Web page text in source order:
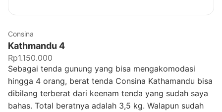
Consina
Kathmandu 4
Rp1.150.000
Sebagai tenda gunung yang bisa mengakomodasi
hingga 4 orang, berat tenda Consina Kathamandu bisa
dibilang terberat dari keenam tenda yang sudah saya
bahas. Total beratnya adalah 3,5 kg. Walapun sudah